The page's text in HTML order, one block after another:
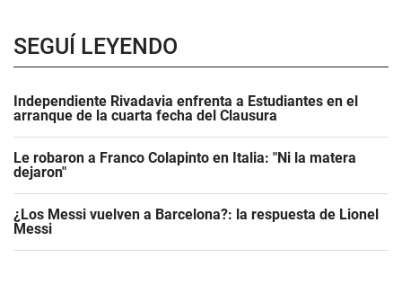
SEGUÍ LEYENDO
Independiente Rivadavia enfrenta a Estudiantes en el
arranque de la cuarta fecha del Clausura
Le robaron a Franco Colapinto en Italia: "Ni la matera
dejaron"
¿Los Messi vuelven a Barcelona?: la respuesta de Lionel
Messi